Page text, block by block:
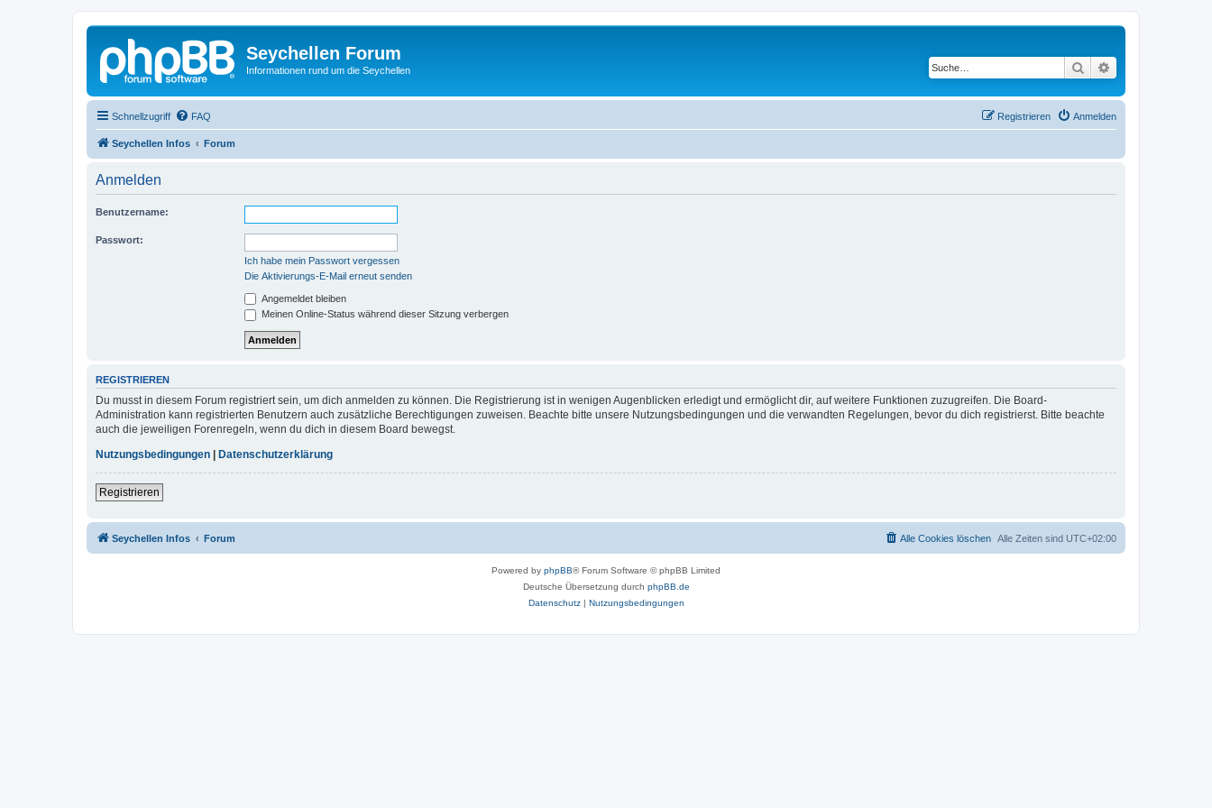
Seychellen Forum
Informationen rund um die Seychellen Suche
Schnellzugriff FAQ Anmelden
Registrieren
Seychellen Infos Forum
Anmelden
Benutzername:
Passwort:
Ich habe mein Passwort vergessen
Die Aktivierungs-E-Mail erneut senden
Angemeldet bleiben
Meinen Online-Status während dieser Sitzung verbergen
REGISTRIEREN
Du musst in diesem Forum registriert sein, um dich anmelden zu können. Die Registrierung ist in wenigen Augenblicken erledigt und ermöglicht dir, auf weitere Funktionen zuzugreifen. Die Board-
Administration kann registrierten Benutzern auch zusätzliche Berechtigungen zuweisen. Beachte bitte unsere Nutzungsbedingungen und die verwandten Regelungen, bevor du dich registrierst. Bitte beachte
auch die jeweiligen Forenregeln, wenn du dich in diesem Board bewegst.
Nutzungsbedingungen
Datenschutzerklärung
Registrieren
Seychellen Infos Forum Alle Zeiten sind UTC+02:00
Alle Cookies löschen
Powered by phpBB® Forum Software © phpBB Limited
Deutsche Übersetzung durch phpBB.de
Datenschutz| Nutzungsbedingungen